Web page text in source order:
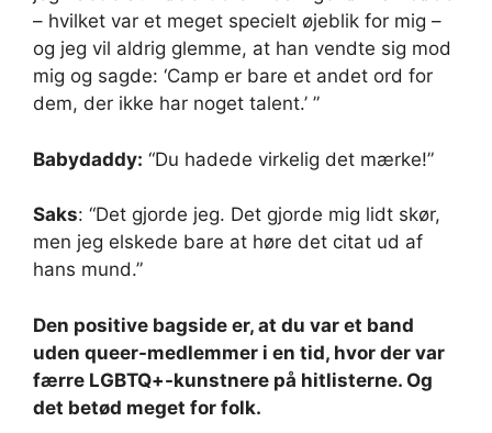
– hvilket var et meget specielt øjeblik for mig –
og jeg vil aldrig glemme, at han vendte sig mod
mig og sagde: ‘Camp er bare et andet ord for
dem, der ikke har noget talent.’ ”
Babydaddy: “Du hadede virkelig det mærke!”
Saks: “Det gjorde jeg. Det gjorde mig lidt skør,
men jeg elskede bare at høre det citat ud af
hans mund.”
Den positive bagside er, at du var et band
uden queer-medlemmer i en tid, hvor der var
færre LGBTQ+-kunstnere på hitlisterne. Og
det betød meget for folk.